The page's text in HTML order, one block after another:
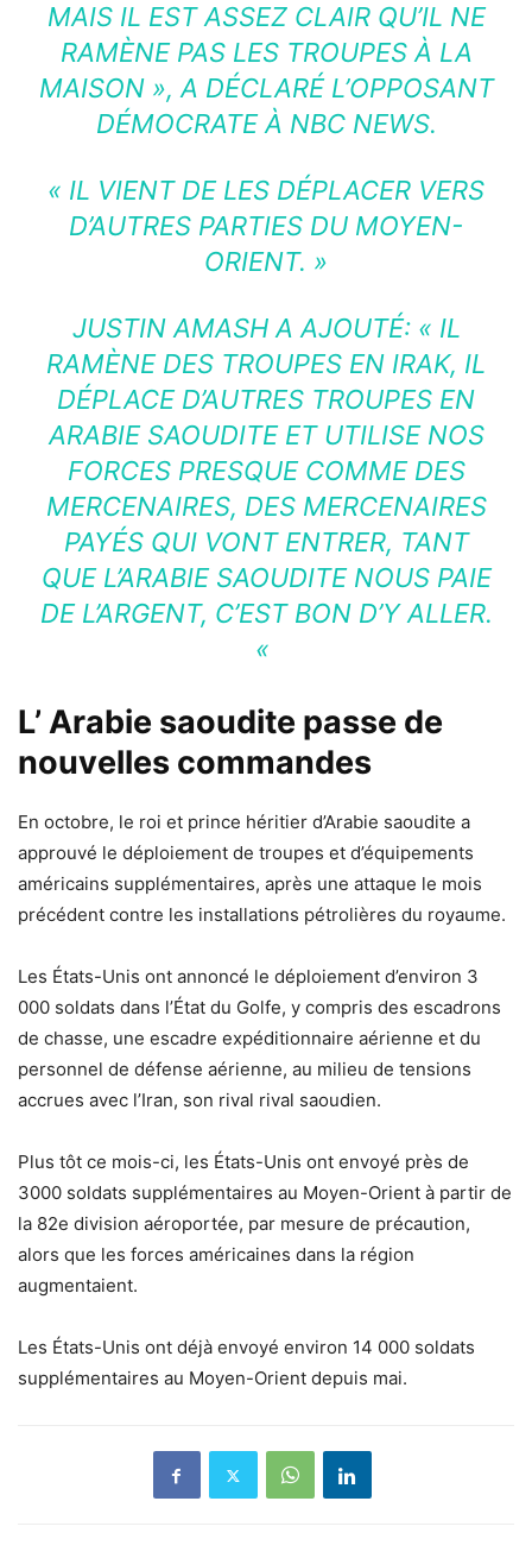
MAIS IL EST ASSEZ CLAIR QU’IL NE
RAMÈNE PAS LES TROUPES À LA
MAISON », A DÉCLARÉ L’OPPOSANT
DÉMOCRATE À NBC NEWS.
« IL VIENT DE LES DÉPLACER VERS
D’AUTRES PARTIES DU MOYEN-
ORIENT. »
JUSTIN AMASH A AJOUTÉ: « IL
RAMÈNE DES TROUPES EN IRAK, IL
DÉPLACE D’AUTRES TROUPES EN
ARABIE SAOUDITE ET UTILISE NOS
FORCES PRESQUE COMME DES
MERCENAIRES, DES MERCENAIRES
PAYÉS QUI VONT ENTRER, TANT
QUE L’ARABIE SAOUDITE NOUS PAIE
DE L’ARGENT, C’EST BON D’Y ALLER.
«
L’ Arabie saoudite passe de
nouvelles commandes
En octobre, le roi et prince héritier d’Arabie saoudite a
approuvé le déploiement de troupes et d’équipements
américains supplémentaires, après une attaque le mois
précédent contre les installations pétrolières du royaume.
Les États-Unis ont annoncé le déploiement d’environ 3
000 soldats dans l’État du Golfe, y compris des escadrons
de chasse, une escadre expéditionnaire aérienne et du
personnel de défense aérienne, au milieu de tensions
accrues avec l’Iran, son rival rival saoudien.
Plus tôt ce mois-ci, les États-Unis ont envoyé près de
3000 soldats supplémentaires au Moyen-Orient à partir de
la 82e division aéroportée, par mesure de précaution,
alors que les forces américaines dans la région
augmentaient.
Les États-Unis ont déjà envoyé environ 14 000 soldats
supplémentaires au Moyen-Orient depuis mai.